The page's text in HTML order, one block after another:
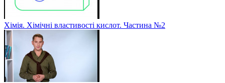
Хімія. Хімічні властивості кислот. Частина №2